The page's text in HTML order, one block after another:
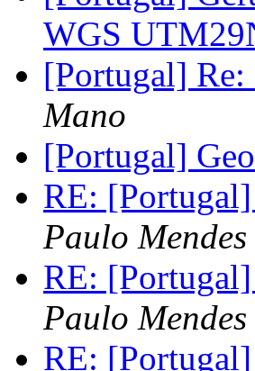
WGS
[Portugal]
Mano
[Portugal]
RE: [Portugal]
Paulo Mendes
RE: [Portugal]
Paulo Mendes
RE: [Portugal]